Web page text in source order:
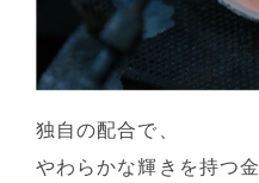
独自の配合で、
やわらかな輝きを持つ金